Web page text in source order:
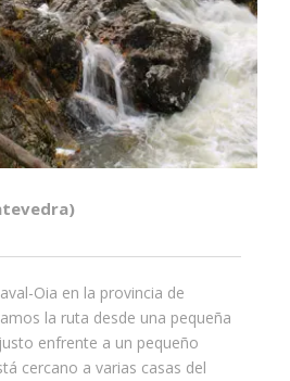
Oia en la provincia de
la ruta desde una pequeña
enfrente a un pequeño
cercano a varias casas del